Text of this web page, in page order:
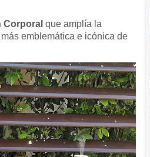
Corporal que amplía la
más emblemática e icónica de